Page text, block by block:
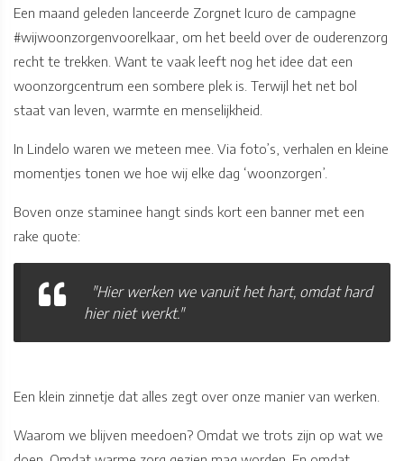
Een maand geleden lanceerde Zorgnet Icuro de campagne
#wijwoonzorgenvoorelkaar, om het beeld over de ouderenzorg
recht te trekken. Want te vaak leeft nog het idee dat een
woonzorgcentrum een sombere plek is. Terwijl het net bol
staat van leven, warmte en menselijkheid.
In Lindelo waren we meteen mee. Via foto’s, verhalen en kleine
momentjes tonen we hoe wij elke dag ‘woonzorgen’.
Boven onze staminee hangt sinds kort een banner met een
rake quote:
"Hier werken we vanuit het hart, omdat hard
hier niet werkt."
Een klein zinnetje dat alles zegt over onze manier van werken.
Waarom we blijven meedoen? Omdat we trots zijn op wat we